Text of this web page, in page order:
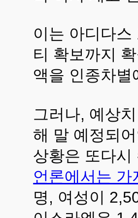
이는 아디다
티 확보까지
액을 인종차
그러나, 예상
해 말 예정되
상황은 또다
언론에서는 가
명, 여성이